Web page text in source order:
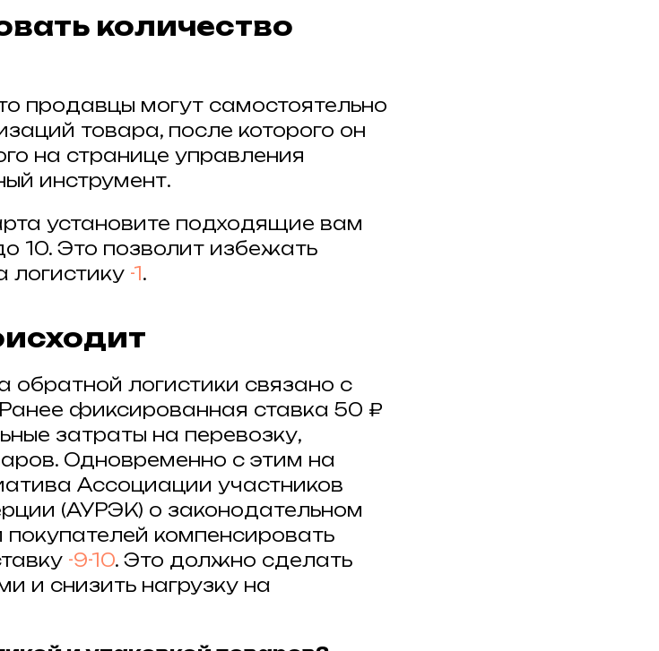
количество
продавцы могут самостоятельно
товара, после которого он
на странице управления
инструмент.
установите подходящие вам
10. Это позволит избежать
логистику -1.
обратной логистики связано с
фиксированная ставка 50 ₽
затраты на перевозку,
Одновременно с этим на
Ассоциации участников
(АУРЭК) о законодательном
компенсировать
-9-10. Это должно сделать
и снизить нагрузку на